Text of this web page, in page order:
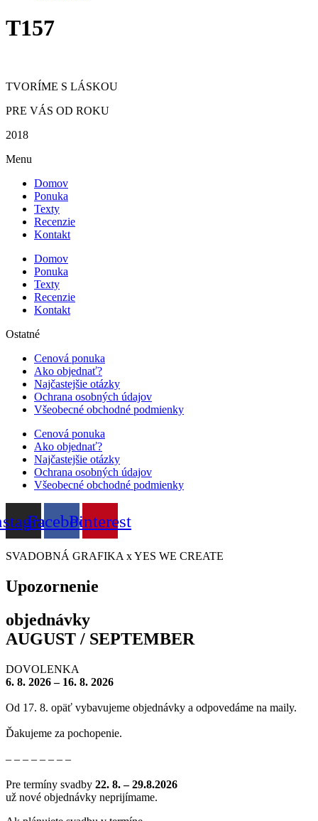
T157
TVORÍME S LÁSKOU
PRE VÁS OD ROKU
2018
Menu
Domov
Ponuka
Texty
Recenzie
Kontakt
Domov
Ponuka
Texty
Recenzie
Kontakt
Ostatné
Cenová ponuka
Ako objednať?
Najčastejšie otázky
Ochrana osobných údajov
Všeobecné obchodné podmienky
Cenová ponuka
Ako objednať?
Najčastejšie otázky
Ochrana osobných údajov
Všeobecné obchodné podmienky
FacebookPinterest
SVADOBNÁ GRAFIKA x YES WE CREATE
Upozornenie
objednávky
AUGUST / SEPTEMBER
DOVOLENKA
6. 8. 2026 – 16. 8. 2026
Od 17. 8. opäť vybavujeme objednávky a odpovedáme na maily.
Ďakujeme za pochopenie.
– – – – – – – –
Pre termíny svadby 22. 8. – 29.8.2026
už nové objednávky neprijímame.